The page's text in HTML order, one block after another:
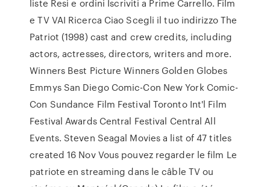
liste Resi e ordini Iscriviti a Prime Carrello. Film
e TV VAI Ricerca Ciao Scegli il tuo indirizzo The
Patriot (1998) cast and crew credits, including
actors, actresses, directors, writers and more.
Winners Best Picture Winners Golden Globes
Emmys San Diego Comic-Con New York Comic-
Con Sundance Film Festival Toronto Int'l Film
Festival Awards Central Festival Central All
Events. Steven Seagal Movies a list of 47 titles
created 16 Nov Vous pouvez regarder le film Le
patriote en streaming dans le câble TV ou